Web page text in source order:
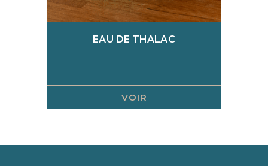
EAU DE THALAC
VOIR